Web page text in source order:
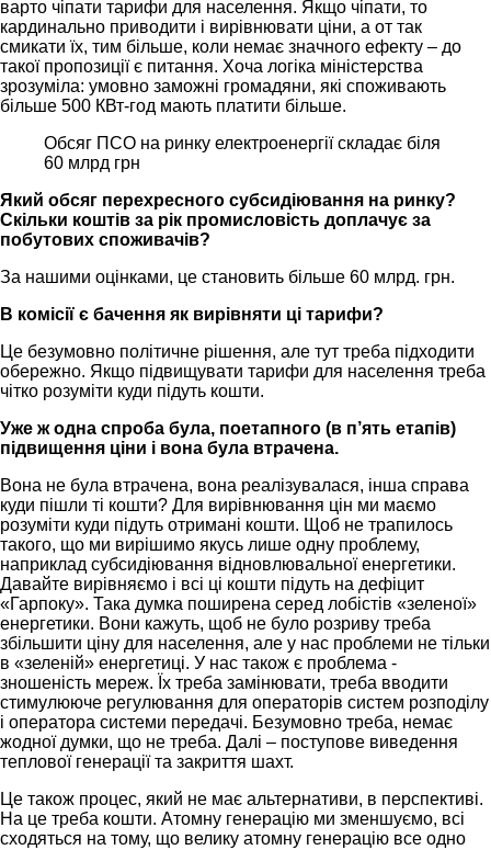
варто чіпати тарифи для населення. Якщо чіпати, то
кардинально приводити і вирівнювати ціни, а от так
смикати їх, тим більше, коли немає значного ефекту – до
такої пропозиції є питання. Хоча логіка міністерства
зрозуміла: умовно заможні громадяни, які споживають
більше 500 КВт-год мають платити більше.
Обсяг ПСО на ринку електроенергії складає біля
60 млрд грн
Який обсяг перехресного субсидіювання на ринку?
Скільки коштів за рік промисловість доплачує за
побутових споживачів?
За нашими оцінками, це становить більше 60 млрд. грн.
В комісії є бачення як вирівняти ці тарифи?
Це безумовно політичне рішення, але тут треба підходити
обережно. Якщо підвищувати тарифи для населення треба
чітко розуміти куди підуть кошти.
Уже ж одна спроба була, поетапного (в п’ять етапів)
підвищення ціни і вона була втрачена.
Вона не була втрачена, вона реалізувалася, інша справа
куди пішли ті кошти? Для вирівнювання цін ми маємо
розуміти куди підуть отримані кошти. Щоб не трапилось
такого, що ми вирішимо якусь лише одну проблему,
наприклад субсидіювання відновлювальної енергетики.
Давайте вирівняємо і всі ці кошти підуть на дефіцит
«Гарпоку». Така думка поширена серед лобістів «зеленої»
енергетики. Вони кажуть, щоб не було розриву треба
збільшити ціну для населення, але у нас проблеми не тільки
в «зеленій» енергетиці. У нас також є проблема -
зношеність мереж. Їх треба замінювати, треба вводити
стимулююче регулювання для операторів систем розподілу
і оператора системи передачі. Безумовно треба, немає
жодної думки, що не треба. Далі – поступове виведення
теплової генерації та закриття шахт.
Це також процес, який не має альтернативи, в перспективі.
На це треба кошти. Атомну генерацію ми зменшуємо, всі
сходяться на тому, що велику атомну генерацію все одно